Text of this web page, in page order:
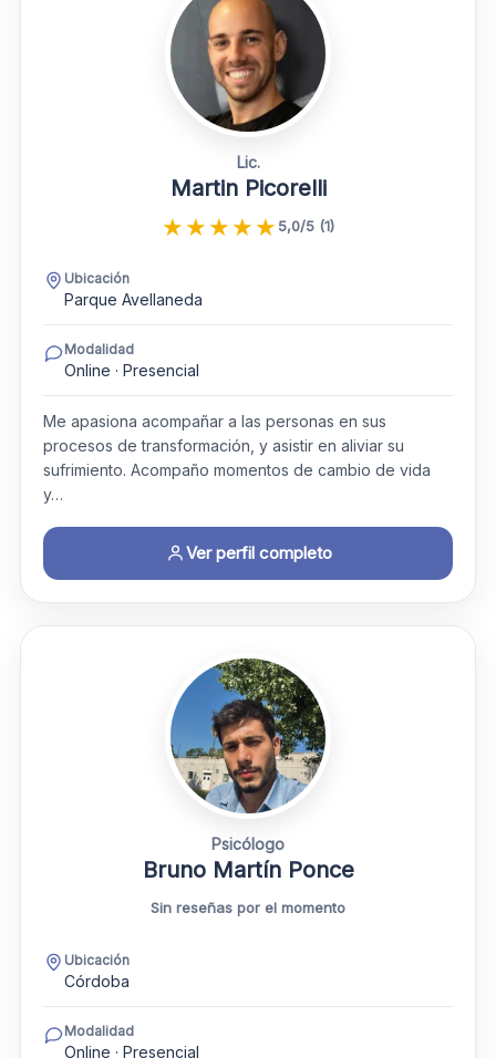
Lic.
Martin Picorelli
★★★★★ 5,0/5 (1)
Ubicación
Parque Avellaneda
Modalidad
Online · Presencial
Me apasiona acompañar a las personas en sus
procesos de transformación, y asistir en aliviar su
sufrimiento. Acompaño momentos de cambio de vida
y…
Ver perfil completo
Psicólogo
Bruno Martín Ponce
Sin reseñas por el momento
Ubicación
Córdoba
Modalidad
Online · Presencial